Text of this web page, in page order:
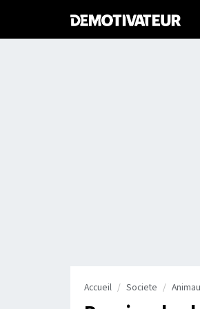
Accueil Societe